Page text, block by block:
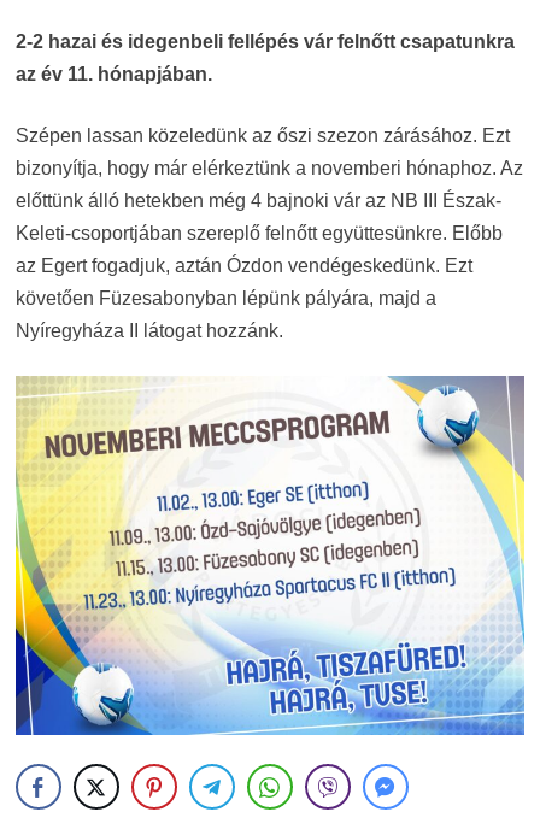
2-2 hazai és idegenbeli fellépés vár felnőtt csapatunkra
az év 11. hónapjában.
Szépen lassan közeledünk az őszi szezon zárásához. Ezt
bizonyítja, hogy már elérkeztünk a novemberi hónaphoz. Az
előttünk álló hetekben még 4 bajnoki vár az NB III Észak-
Keleti-csoportjában szereplő felnőtt együttesünkre. Előbb
az Egert fogadjuk, aztán Ózdon vendégeskedünk. Ezt
követően Füzesabonyban lépünk pályára, majd a
Nyíregyháza II látogat hozzánk.